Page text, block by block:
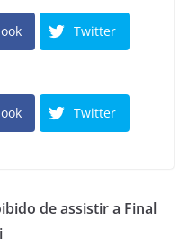
Twitter
Twitter
de assistir a Final